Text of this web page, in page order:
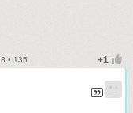
• 135